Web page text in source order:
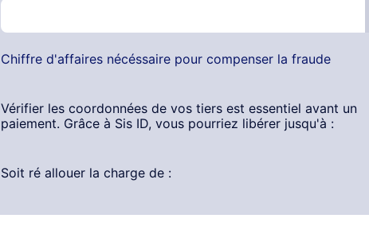
Chiffre d'affaires nécéssaire pour compenser la fraude
Vérifier les coordonnées de vos tiers est essentiel avant un
paiement. Grâce à Sis ID, vous pourriez libérer jusqu'à :
Soit ré allouer la charge de :